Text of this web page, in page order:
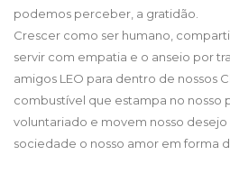
podemos perceber, a gratidão.
Crescer como ser humano,
servir com empatia e o anseio por
amigos LEO para dentro de nossos
combustível que estampa no nosso
voluntariado e movem nosso
sociedade o nosso amor em forma